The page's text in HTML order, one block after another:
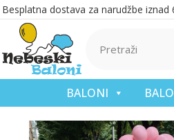
Besplatna dostava za narudžbe
BALONI